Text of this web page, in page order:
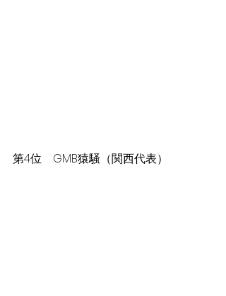
第4位　GMB猿騒（関西代表）